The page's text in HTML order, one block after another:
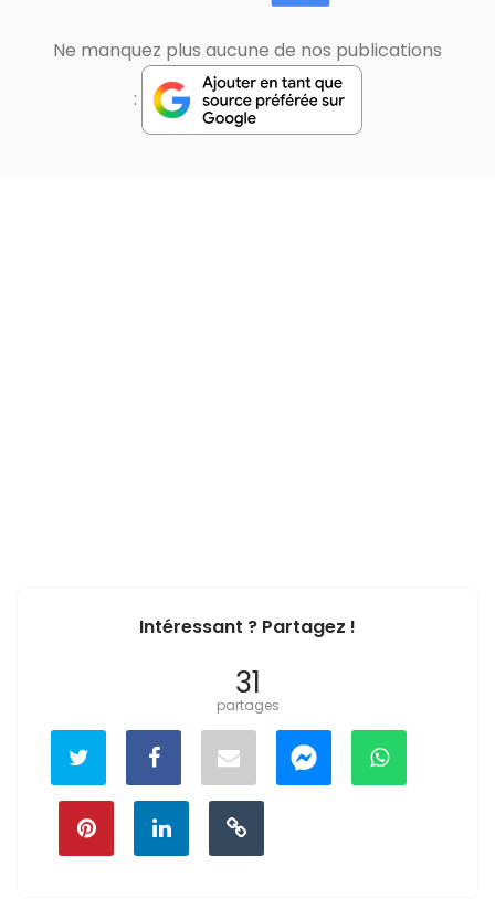
Ne manquez plus aucune de nos publications
:
Intéressant ? Partagez !
31
partages